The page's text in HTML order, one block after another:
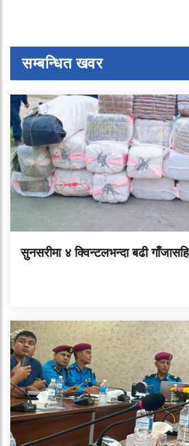
सम्बन्धित खवर
सुनसरीमा ४ क्विन्टलभन्दा बढी